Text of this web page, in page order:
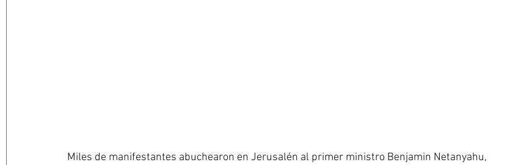
Miles de manifestantes abuchearon en Jerusalén al primer ministro Benjamin Netanyahu,